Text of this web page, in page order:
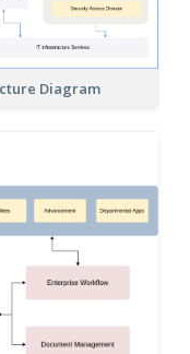
Diagram